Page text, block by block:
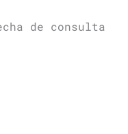
de consulta